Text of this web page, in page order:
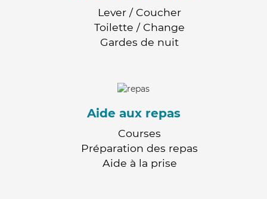
Lever / Coucher
Toilette / Change
Gardes de nuit
Aide aux repas
Courses
Préparation des repas
Aide à la prise